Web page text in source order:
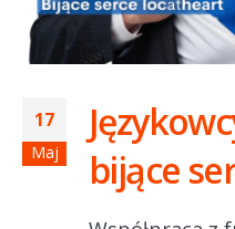
17
Maj
bijące